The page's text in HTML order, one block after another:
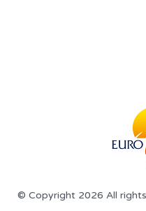
© Copyright 2026 All